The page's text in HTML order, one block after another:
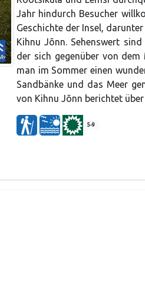
Jahr hindurch Besucher
Geschichte der Insel,
Kihnu Jõnn. Sehenswert
der sich gegenüber von
man im Sommer einen
Sandbänke und das Meer
von Kihnu Jõnn berichtet über
5-9